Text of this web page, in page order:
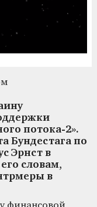
потока-2».
Бундестага по
Эрнст в
словам,
в